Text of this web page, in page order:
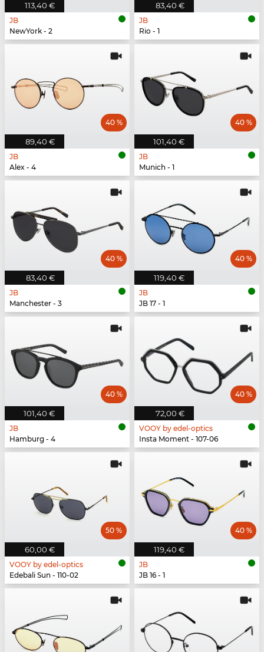
113,40 €
JB
NewYork - 2
83,40 €
JB
Rio - 1
89,40 €
40 %
JB
Alex - 4
101,40 €
40 %
JB
Munich - 1
83,40 €
40 %
JB
Manchester - 3
119,40 €
40 %
JB
JB 17 - 1
101,40 €
40 %
JB
Hamburg - 4
72,00 €
40 %
VOOY by edel-optics
Insta Moment - 107-06
60,00 €
50 %
VOOY by edel-optics
Edebali Sun - 110-02
119,40 €
40 %
JB
JB 16 - 1